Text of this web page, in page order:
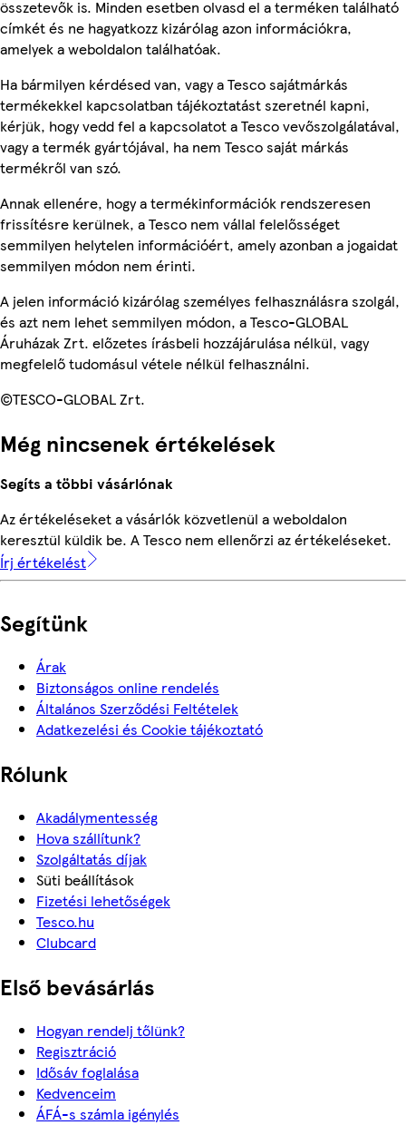
összetevők is. Minden esetben olvasd el a terméken található
címkét és ne hagyatkozz kizárólag azon információkra,
amelyek a weboldalon találhatóak.
Ha bármilyen kérdésed van, vagy a Tesco sajátmárkás
termékekkel kapcsolatban tájékoztatást szeretnél kapni,
kérjük, hogy vedd fel a kapcsolatot a Tesco vevőszolgálatával,
vagy a termék gyártójával, ha nem Tesco saját márkás
termékről van szó.
Annak ellenére, hogy a termékinformációk rendszeresen
frissítésre kerülnek, a Tesco nem vállal felelősséget
semmilyen helytelen információért, amely azonban a jogaidat
semmilyen módon nem érinti.
A jelen információ kizárólag személyes felhasználásra szolgál,
és azt nem lehet semmilyen módon, a Tesco-GLOBAL
Áruházak Zrt. előzetes írásbeli hozzájárulása nélkül, vagy
megfelelő tudomásul vétele nélkül felhasználni.
©TESCO-GLOBAL Zrt.
Még nincsenek értékelések
Segíts a többi vásárlónak
Az értékeléseket a vásárlók közvetlenül a weboldalon
keresztül küldik be. A Tesco nem ellenőrzi az értékeléseket.
Írj értékelést
Segítünk
Árak
Biztonságos online rendelés
Általános Szerződési Feltételek
Adatkezelési és Cookie tájékoztató
Rólunk
Akadálymentesség
Hova szállítunk?
Szolgáltatás díjak
Süti beállítások
Fizetési lehetőségek
Tesco.hu
Clubcard
Első bevásárlás
Hogyan rendelj tőlünk?
Regisztráció
Idősáv foglalása
Kedvenceim
ÁFÁ-s számla igénylés